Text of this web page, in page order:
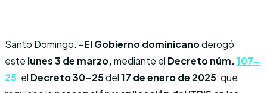
Santo Domingo. –El Gobierno dominicanoderogó
este lunes 3 de marzo,mediante el Decreto núm.107-
25, el Decreto 30-25del17 de enero de 2025, que